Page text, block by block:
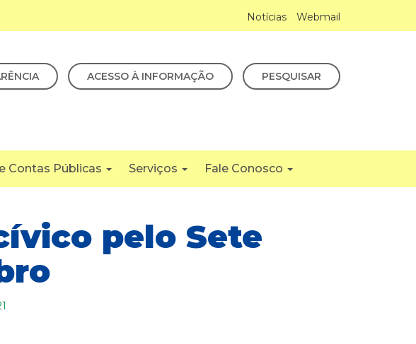
Notícias Webmail
ACESSO À INFORMAÇÃO PESQUISAR
Contas Públicas Serviços Fale Conosco
pelo Sete